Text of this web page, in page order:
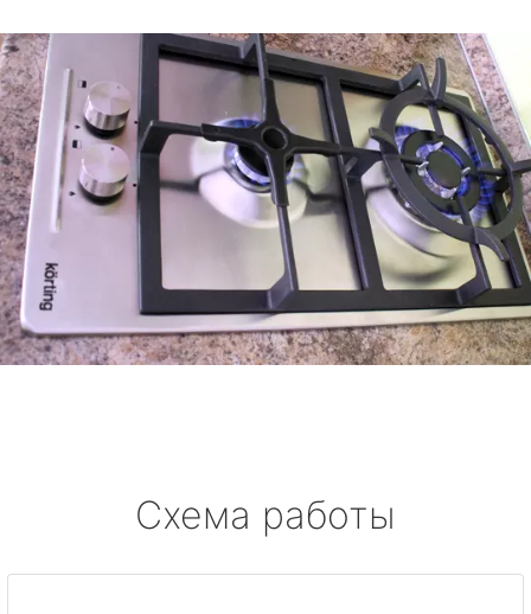
Схема работы